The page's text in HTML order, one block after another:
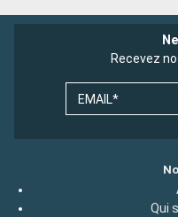
Recevez
EMAIL*
Qui